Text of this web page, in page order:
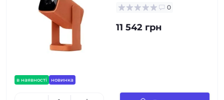
в наявності новинка
0
11 542 грн